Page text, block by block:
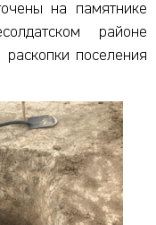
на памятнике
районе
поселения